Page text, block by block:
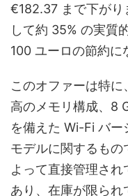
€182.37 まで下がり
して約 35% の実質
100 ユーロの節約に
このオファーは特
高のメモリ構成、8
を備えた Wi-Fi バ
モデルに関するも
よって直接管理さ
あり、在庫が限ら